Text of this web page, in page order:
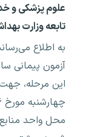
علوم پزشکی و
تابعه وزارت
به اطلاع
محل واحد